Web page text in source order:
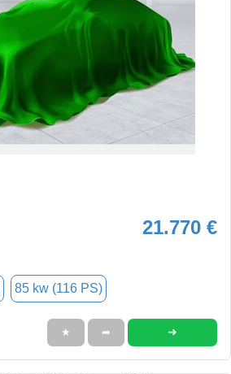
21.770 €
85 kw (116 PS)
★ ➦ ➜